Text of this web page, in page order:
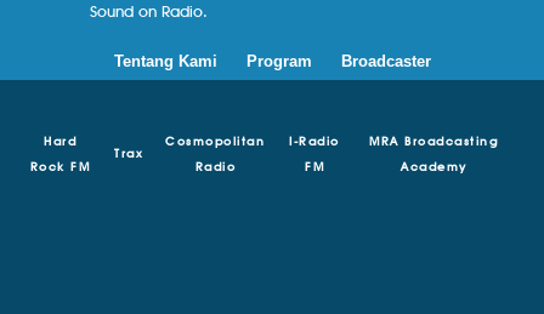
Sound on Radio.
Tentang Kami Program Broadcaster
Hard
Rock FM
Trax
Cosmopolitan
Radio
I-Radio
FM
MRA Broadcasting
Academy